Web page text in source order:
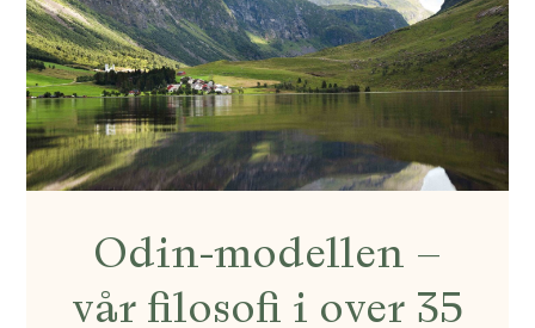
Odin-modellen –
vår filosofi i over 35